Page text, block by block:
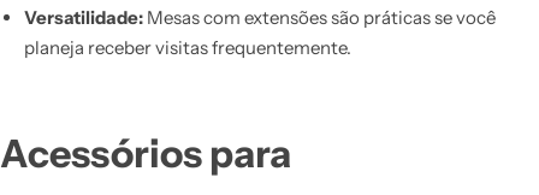
Versatilidade:Mesas com extensões são práticas se você
planeja receber visitas frequentemente.
Acessórios para